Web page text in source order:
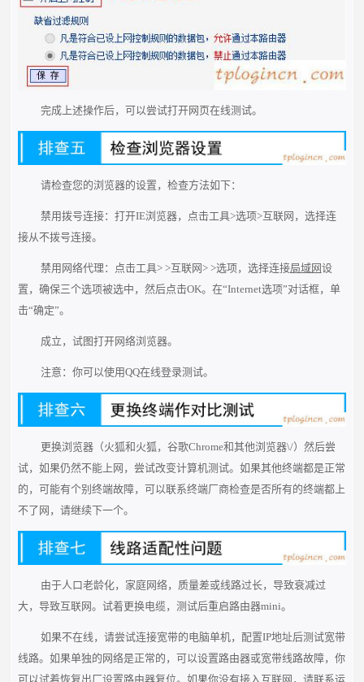
完成上述操作后，可以尝试打开网页在线测试。
请检查您的浏览器的设置，检查方法如下：
禁用拨号连接：打开IE浏览器，点击工具>选项>互联网，选择连
接从不拨号连接。
禁用网络代理：点击工具> >互联网> >选项，选择连接局域网设
置，确保三个选项被选中，然后点击OK。在“Internet选项”对话框，单
击“确定”。
成立，试图打开网络浏览器。
注意：你可以使用QQ在线登录测试。
更换浏览器（火狐和火狐，谷歌Chrome和其他浏览器\/）然后尝
试，如果仍然不能上网，尝试改变计算机测试。如果其他终端都是正常
的，可能有个别终端故障，可以联系终端厂商检查是否所有的终端都上
不了网，请继续下一个。
由于人口老龄化，家庭网络，质量差或线路过长，导致衰减过
大，导致互联网。试着更换电缆，测试后重启路由器mini。
如果不在线，请尝试连接宽带的电脑单机，配置IP地址后测试宽带
线路。如果单独的网络是正常的，可以设置路由器或宽带线路故障，你
可以试着恢复出厂设置路由器复位。如果你没有接入互联网，请联系运